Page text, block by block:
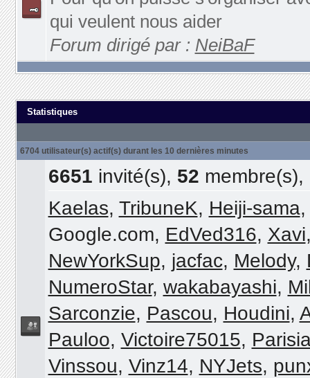
qui veulent nous aider
Forum dirigé par : NeiBaF
Statistiques
6704 utilisateur(s) actif(s) durant les 10 dernières minutes
6651 invité(s), 52 membre(s),
Kaelas, TribuneK, Heiji-sama
Google.com, EdVed316, Xavi
NewYorkSup, jacfac, Melody,
NumeroStar, wakabayashi,
Sarconzie, Pascou, Houdini,
Pauloo, Victoire75015,
Vinssou, Vinz14, NYJets,